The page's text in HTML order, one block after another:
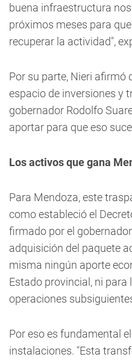
buena infraestructura
próximos meses para
recuperar la actividad",
Por su parte, Nieri afirmó
espacio de inversiones y
gobernador Rodolfo
aportar para que eso
Los activos que gana
Para Mendoza, este
como estableció el
firmado por el
adquisición del paquete
misma ningún aporte
Estado provincial, ni
operaciones
Por eso es fundamental
instalaciones. "Esta